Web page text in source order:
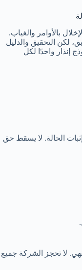
بالأوامر والغياب.
لكن التحقيق والدليل
إنذار واحدًا لكل
الحالة. لا يسقط حق
لا تحجز الشركة جميع